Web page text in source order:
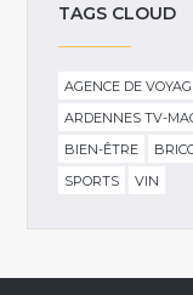
TAGS CLOUD
AGENCE DE
ARDENNES TV-
BIEN-ÊTRE
SPORTS
VIN